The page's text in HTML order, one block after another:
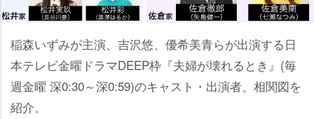
稲森いずみが主演、吉沢悠、優希美青らが出演する日
本テレビ金曜ドラマDEEP枠『夫婦が壊れるとき』(毎
週金曜 深0:30～深0:59)のキャスト・出演者、相関図を
紹介。